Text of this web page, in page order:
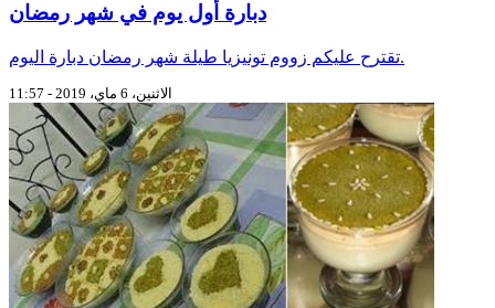
دبارة أول يوم في شهر رمضان
تقترح عليكم زووم تونيزيا طيلة شهر رمضان دبارة اليوم.
الاثنين، 6 ماي، 2019 - 11:57